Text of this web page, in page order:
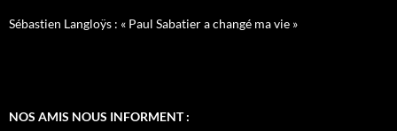
Sébastien Langloÿs : « Paul Sabatier a changé ma vie »
NOS AMIS NOUS INFORMENT :